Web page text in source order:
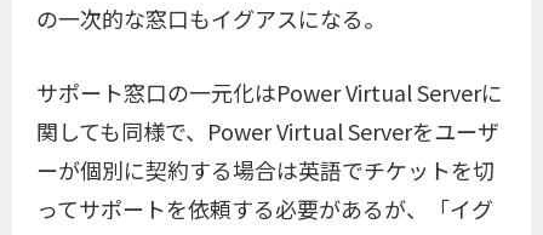
の一次的な窓口もイグアスになる。
サポート窓口の一元化はPower Virtual Serverに
関しても同様で、Power Virtual Serverをユーザ
ーが個別に契約する場合は英語でチケットを切
ってサポートを依頼する必要があるが、「イグ